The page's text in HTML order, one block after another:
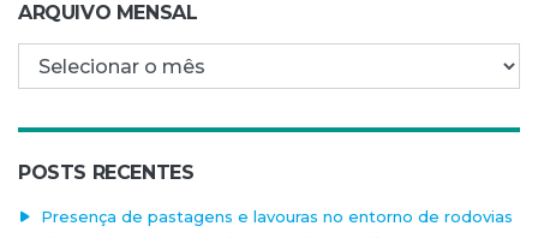
ARQUIVO MENSAL
Arquivo mensal
POSTS RECENTES
Presença de pastagens e lavouras no entorno de rodovias